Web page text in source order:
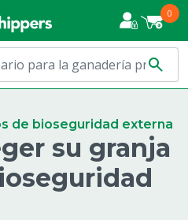
0
de bioseguridad externa
su granja